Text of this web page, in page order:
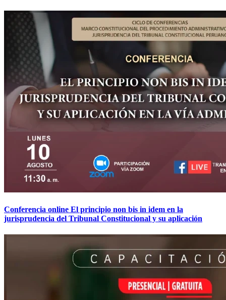
Conferencia online El principio non bis in idem en la
jurisprudencia del Tribunal Constitucional y su aplicación